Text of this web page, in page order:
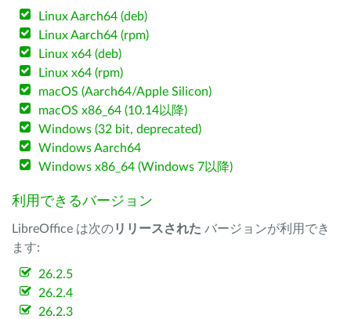
Linux Aarch64 (deb)
Linux Aarch64 (rpm)
Linux x64 (deb)
Linux x64 (rpm)
macOS (Aarch64/Apple Silicon)
macOS x86_64 (10.14以降)
Windows (32 bit, deprecated)
Windows Aarch64
Windows x86_64 (Windows 7以降)
利用できるバージョン
LibreOffice は次のリリースされた バージョンが利用でき
ます:
26.2.5
26.2.4
26.2.3